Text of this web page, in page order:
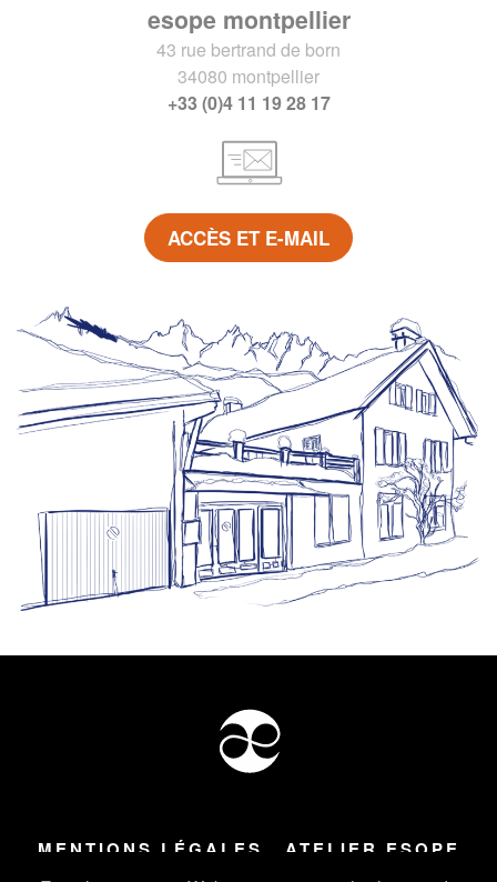
esope montpellier
43 rue bertrand de born
34080 montpellier
+33 (0)4 11 19 28 17
ACCÈS ET E-MAIL
MENTIONS LÉGALES ATELIER ESOPE